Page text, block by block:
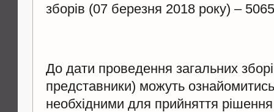
зборів (07 березня 2018 року) –
До дати проведення загальних
представники) можуть
необхідними для прийняття